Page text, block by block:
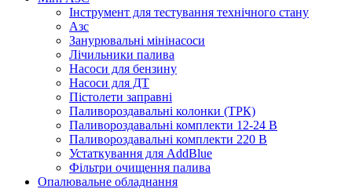
Інструмент для тестування технічного стану
Азс
Занурювальні мінінасоси
Лічильники палива
Насоси для бензину
Насоси для ДТ
Пістолети заправні
Паливороздавальні колонки (ТРК)
Паливороздавальні комплекти 12-24 В
Паливороздавальні комплекти 220 В
Устаткування для AddBlue
Фільтри очищення палива
Опалювальне обладнання